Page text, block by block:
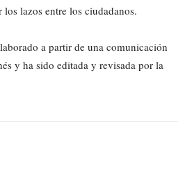
lazos entre los ciudadanos.
a partir de una comunicación
y ha sido editada y revisada por la